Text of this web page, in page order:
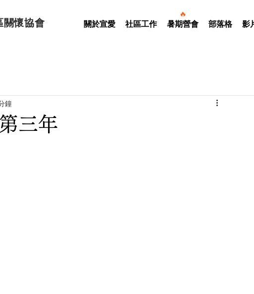
關懷協會 關於宣愛 社區工作 暑期營會 部落格 影
🔥
三年
鐘